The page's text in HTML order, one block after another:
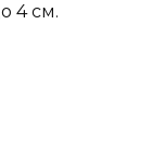
4 см.